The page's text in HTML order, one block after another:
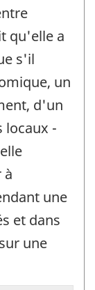
qu'elle a
s'il
un
d'un
locaux -
à
une
et dans
une